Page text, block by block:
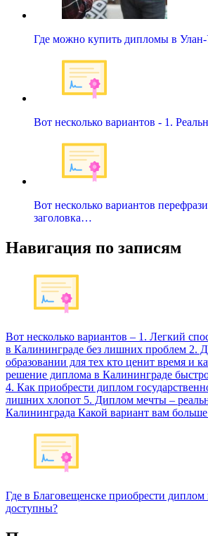
Где можно купить дипломы в Улан-
Вот несколько вариантов - 1.
Вот несколько вариантов
заголовка…
Навигация по записям
Вот несколько вариантов – 1. Легкий
в Калининграде без лишних проблем 2.
образовании для тех кто ценит время и
решение диплома в Калининграде
4. Как приобрести диплом
лишних хлопот 5. Диплом мечты –
Калининграда Какой вариант вам больше
Где в Благовещенске приобрести
доступны?